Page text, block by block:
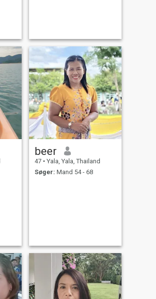
beer
47 • Yala, Yala, Thailand
Søger: Mand 54 - 68